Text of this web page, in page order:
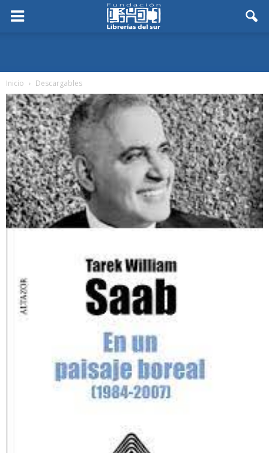
Inicio Descargables